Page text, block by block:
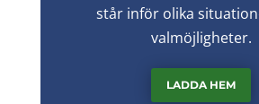
står inför olika
valmöjligheter.
LADDA HEM